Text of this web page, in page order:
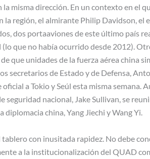
misma dirección. En un contexto en el
la región, el almirante Philip Davidson, el
dos portaaviones de este último país
que no había ocurrido desde 2012).
que unidades de la fuerza aérea china
secretarios de Estado y de Defensa,
a Tokio y Seúl esta misma semana.
seguridad nacional, Jake Sullivan, se
china, Yang Jiechi y Wang Yi.
tablero con inusitada rapidez. No debe
a la institucionalización del QUAD